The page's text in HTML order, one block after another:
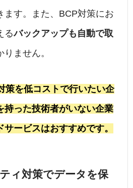
ます。また、BCP対策にお
るバックアップも自動で取
ません。
策を低コストで行いたい企
持った技術者がいない企業
ービスはおすすめです。
ィ対策でデータを保